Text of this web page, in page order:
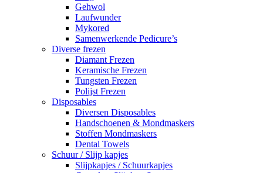
Gehwol
Laufwunder
Mykored
Samenwerkende Pedicure’s
Diverse frezen
Diamant Frezen
Keramische Frezen
Tungsten Frezen
Polijst Frezen
Disposables
Diversen Disposables
Handschoenen & Mondmaskers
Stoffen Mondmaskers
Dental Towels
Schuur / Slijp kapjes
Slijpkapjes / Schuurkapjes